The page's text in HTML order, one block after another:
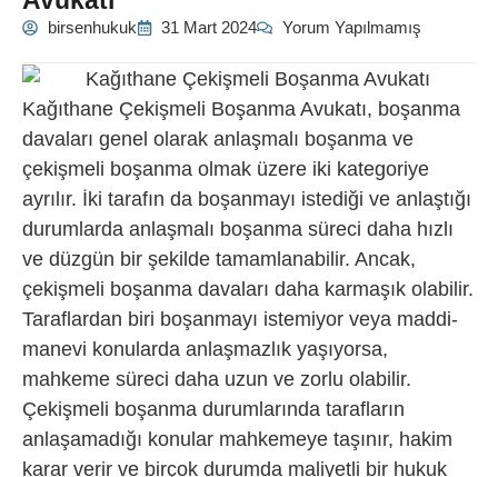
birsenhukuk 31 Mart 2024 Yorum Yapılmamış
Kağıthane Çekişmeli Boşanma Avukatı, boşanma
davaları genel olarak anlaşmalı boşanma ve
çekişmeli boşanma olmak üzere iki kategoriye
ayrılır. İki tarafın da boşanmayı istediği ve anlaştığı
durumlarda anlaşmalı boşanma süreci daha hızlı
ve düzgün bir şekilde tamamlanabilir. Ancak,
çekişmeli boşanma davaları daha karmaşık olabilir.
Taraflardan biri boşanmayı istemiyor veya maddi-
manevi konularda anlaşmazlık yaşıyorsa,
mahkeme süreci daha uzun ve zorlu olabilir.
Çekişmeli boşanma durumlarında tarafların
anlaşamadığı konular mahkemeye taşınır, hakim
karar verir ve birçok durumda maliyetli bir hukuk